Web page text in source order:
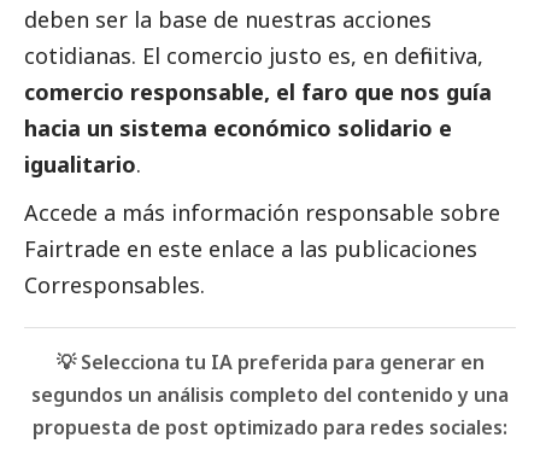
deben ser la base de nuestras acciones
cotidianas. El comercio justo es, en definitiva,
comercio responsable, el faro que nos guía
hacia un sistema económico solidario e
igualitario.
Accede a más información responsable sobre
Fairtrade en este enlace a las publicaciones
Corresponsables.
💡 Selecciona tu IA preferida para generar en
segundos un análisis completo del contenido y una
propuesta de post optimizado para redes sociales: